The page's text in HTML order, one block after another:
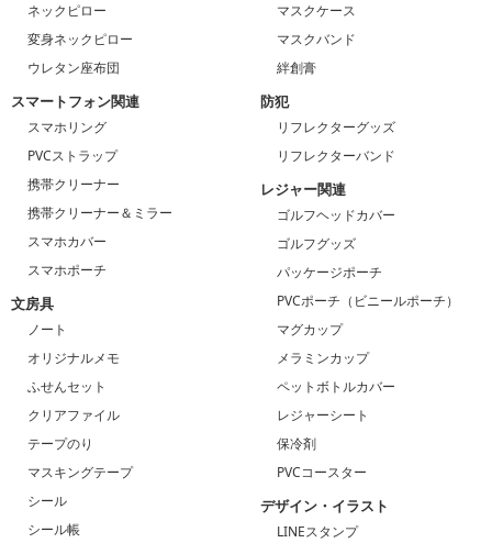
ネックピロー
変身ネックピロー
ウレタン座布団
スマートフォン関連
スマホリング
PVCストラップ
携帯クリーナー
携帯クリーナー＆ミラー
スマホカバー
スマホポーチ
文房具
ノート
オリジナルメモ
ふせんセット
クリアファイル
テープのり
マスキングテープ
シール
シール帳
マスクケース
マスクバンド
絆創膏
防犯
リフレクターグッズ
リフレクターバンド
レジャー関連
ゴルフヘッドカバー
ゴルフグッズ
パッケージポーチ
PVCポーチ（ビニールポーチ）
マグカップ
メラミンカップ
ペットボトルカバー
レジャーシート
保冷剤
PVCコースター
デザイン・イラスト
LINEスタンプ